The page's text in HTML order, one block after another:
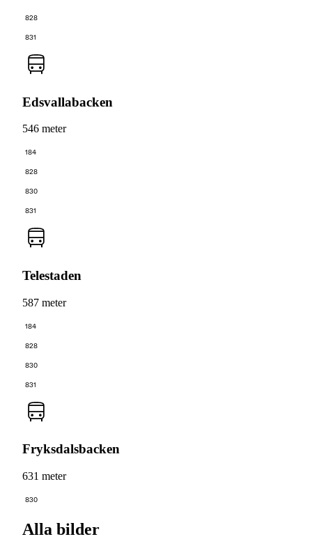
828
831
Edsvallabacken
546 meter
184
828
830
831
Telestaden
587 meter
184
828
830
831
Fryksdalsbacken
631 meter
830
Alla bilder